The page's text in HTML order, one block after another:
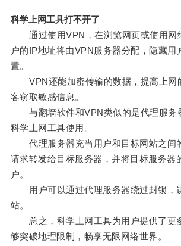
科学上网工具打不开了
通过使用VPN，在浏览网页或使用网
户的IP地址将由VPN服务器分配，隐藏用
置。
VPN还能加密传输的数据，提高上网
客窃取敏感信息。
与翻墙软件和VPN类似的是代理服务
科学上网工具使用。
代理服务器充当用户和目标网站之间
请求转发给目标服务器，并将目标服务器
户。
用户可以通过代理服务器绕过封锁，
站。
总之，科学上网工具为用户提供了更
够突破地理限制，畅享无限网络世界。